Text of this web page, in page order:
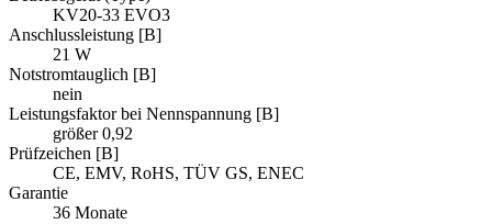
KV20-33 EVO3
Anschlussleistung [B]
21 W
Notstromtauglich [B]
nein
Leistungsfaktor bei Nennspannung [B]
größer 0,92
Prüfzeichen [B]
CE, EMV, RoHS, TÜV GS, ENEC
Garantie
36 Monate